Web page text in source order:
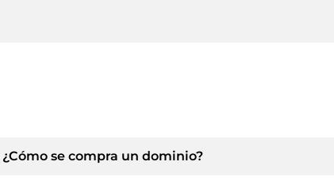
¿Cómo se compra un dominio?